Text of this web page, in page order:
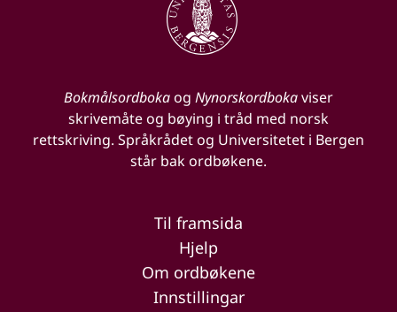
Bokmålsordbokaog Nynorskordbokaviser
skrivemåte og bøying i tråd med norsk
rettskriving. Språkrådet og Universitetet i Bergen
står bak ordbøkene.
Til framsida
Hjelp
Om ordbøkene
Innstillingar